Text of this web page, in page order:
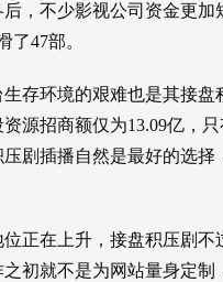
，不少影视公司资金更加
了47部。
存环境的艰难也是其接盘
源招商额仅为13.09亿，只
剧插播自然是最好的选择
正在上升，接盘积压剧不
初就不是为网站量身定制